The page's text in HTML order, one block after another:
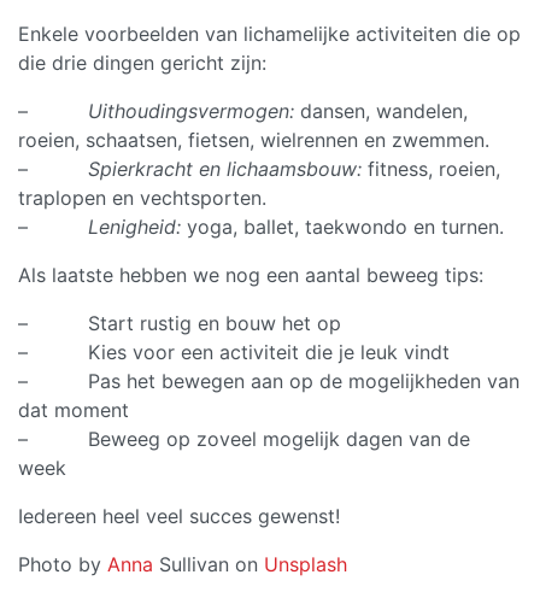
Enkele voorbeelden van lichamelijke activiteiten die op
die drie dingen gericht zijn:
– Uithoudingsvermogen: dansen, wandelen,
roeien, schaatsen, fietsen, wielrennen en zwemmen.
– Spierkracht en lichaamsbouw: fitness, roeien,
traplopen en vechtsporten.
– Lenigheid: yoga, ballet, taekwondo en turnen.
Als laatste hebben we nog een aantal beweeg tips:
– Start rustig en bouw het op
– Kies voor een activiteit die je leuk vindt
– Pas het bewegen aan op de mogelijkheden van
dat moment
– Beweeg op zoveel mogelijk dagen van de
week
Iedereen heel veel succes gewenst!
Photo by Anna Sullivan on Unsplash